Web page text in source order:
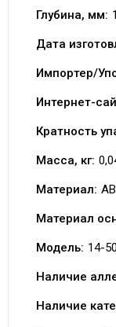
Глубина, мм:
Дата
Импортер/
Интернет-
Кратность
Масса, кг:
Материал:
Материал
Модель: 14-
Наличие
Наличие